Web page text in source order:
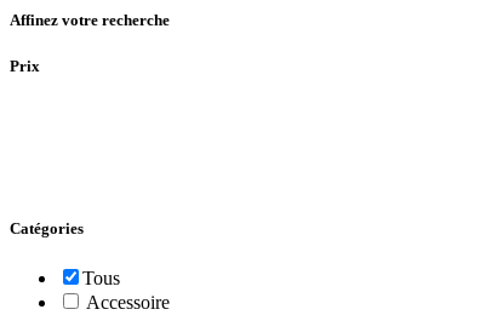
Affinez votre recherche
Prix
Catégories
Tous
Accessoire